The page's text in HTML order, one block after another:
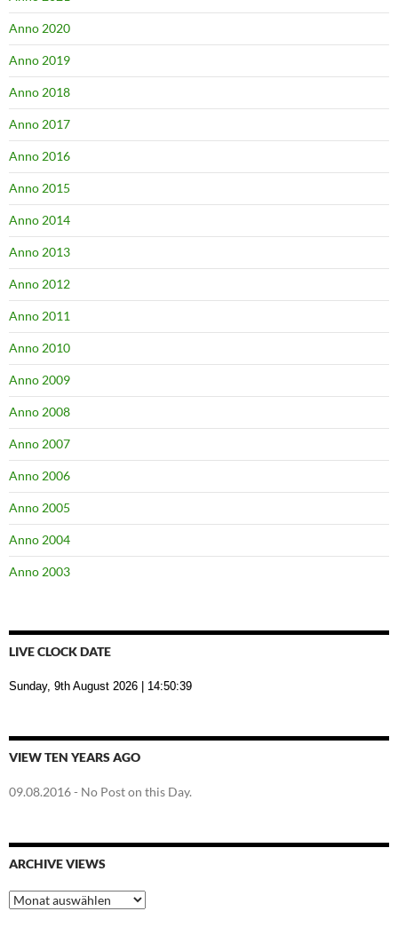
Anno 2020
Anno 2019
Anno 2018
Anno 2017
Anno 2016
Anno 2015
Anno 2014
Anno 2013
Anno 2012
Anno 2011
Anno 2010
Anno 2009
Anno 2008
Anno 2007
Anno 2006
Anno 2005
Anno 2004
Anno 2003
LIVE CLOCK DATE
Sunday, 9th August 2026 | 14:50:39
VIEW TEN YEARS AGO
09.08.2016- No Post on this Day.
ARCHIVE VIEWS
Archive
Views